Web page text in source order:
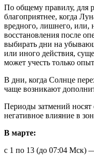
По общему правилу, для
благоприятнее, когда
вредного, лишнего, или,
восстановления после
выбирать дни на
или иного действия,
может учесть только
В дни, когда Солнце
чаще возникают
Периоды затмений носят
негативное влияние в
В марте:
с 1 по 13 (до 07:04 Мск)